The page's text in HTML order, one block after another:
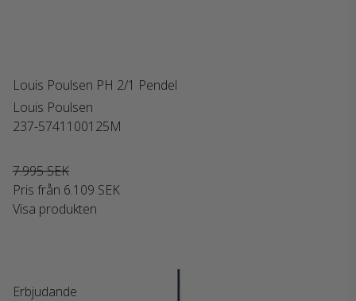
Louis Poulsen PH 2/1 Pendel
Louis Poulsen
237-5741100125M
7.995 SEK
Pris från 6.109 SEK
Visa produkten
Erbjudande